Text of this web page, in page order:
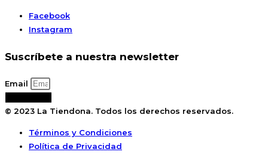
Facebook
Instagram
Suscríbete a nuestra newsletter
Email
© 2023 La Tiendona. Todos los derechos reservados.
Términos y Condiciones
Política de Privacidad